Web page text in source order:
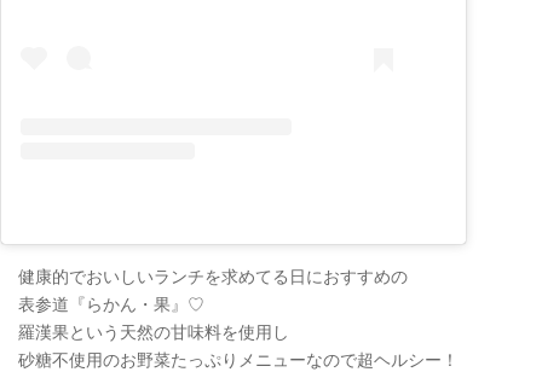
健康的でおいしいランチを求めてる日におすすめの
表参道『らかん・果』♡
羅漢果という天然の甘味料を使用し
砂糖不使用のお野菜たっぷりメニューなので超ヘルシー！